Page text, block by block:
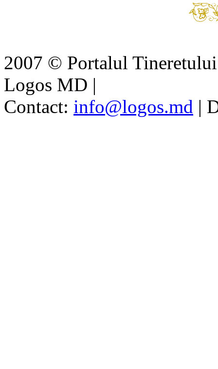
2007 © Portalul
Logos MD |
Contact: info@logos.md |